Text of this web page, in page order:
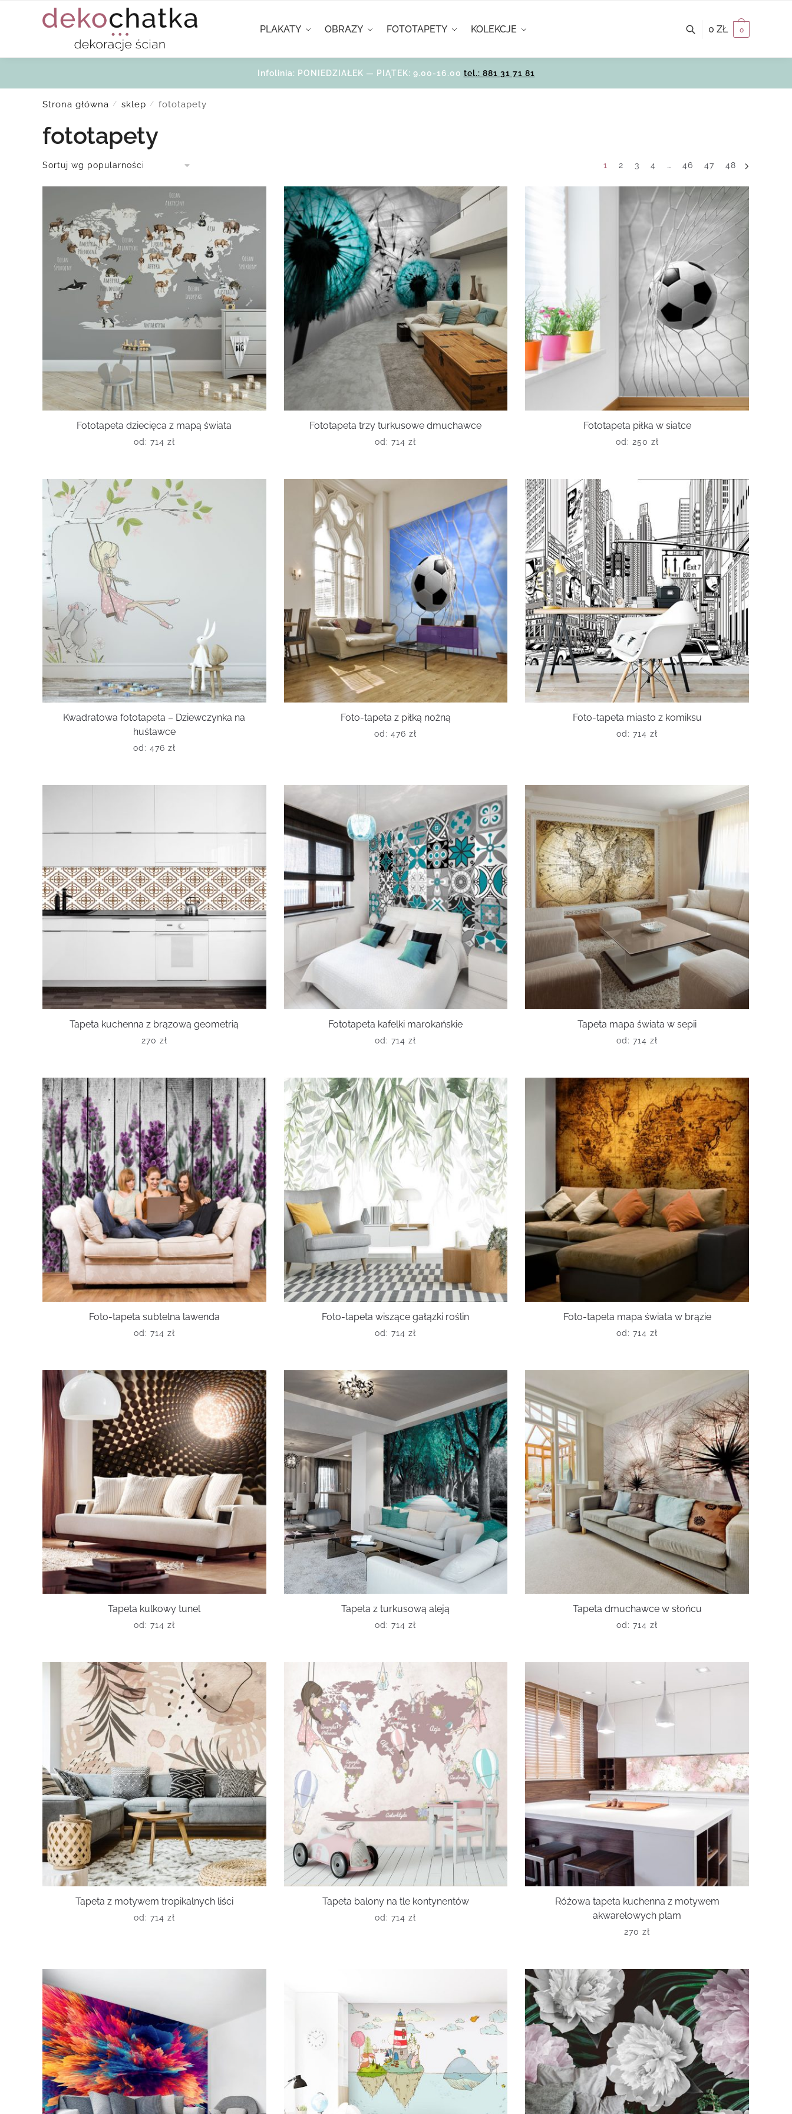
PLAKATY OBRAZY FOTOTAPETY KOLEKCJE 0 ZŁ 0
Infolinia: PONIEDZIAŁEK — PIĄTEK: 9.00-16.00 tel.: 881 31 71 81
Strona główna / sklep / fototapety
fototapety
1 2 3 4 … 46 47 48
Fototapeta dziecięca z mapą świata
od: 714 zł
Fototapeta trzy turkusowe dmuchawce
od:714zł
Fototapeta piłka w siatce
od: 250 zł
Kwadratowa fototapeta – Dziewczynka na
huśtawce
od: 476 zł
Foto-tapeta z piłką nożną
od:476zł
Foto-tapeta miasto z komiksu
od:714zł
Tapeta kuchenna z brązową geometrią
270 zł
Fototapeta kafelki marokańskie
od:714zł
Tapeta mapa świata w sepii
od:714zł
Foto-tapeta subtelna lawenda
od: 714 zł
Foto-tapeta wiszące gałązki roślin
od:714zł
Foto-tapeta mapa świata w brązie
od:714zł
Tapeta kulkowy tunel
od: 714 zł
Tapeta z turkusową aleją
od:714zł
Tapeta dmuchawce w słońcu
od:714zł
Tapeta z motywem tropikalnych liści
od: 714 zł
Tapeta balony na tle kontynentów
od:714zł
Różowa tapeta kuchenna z motywem
akwarelowych plam
270zł